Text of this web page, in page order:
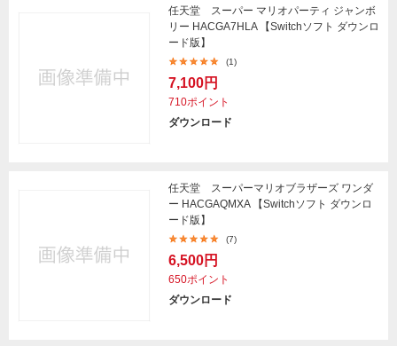
任天堂 スーパー マリオパーティ ジャンボ
リー HACGA7HLA 【Switchソフト ダウンロ
ード版】
(1)
7,100円
710ポイント
ダウンロード
任天堂 スーパーマリオブラザーズ ワンダ
ー HACGAQMXA 【Switchソフト ダウンロ
ード版】
(7)
6,500円
650ポイント
ダウンロード